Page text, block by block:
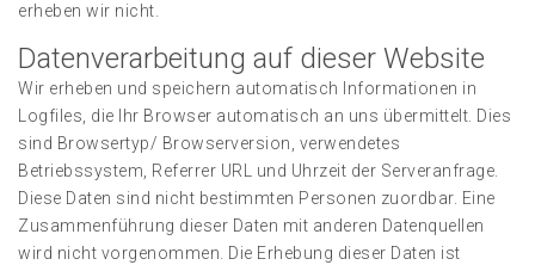
erheben wir nicht.
Datenverarbeitung auf dieser Website
Wir erheben und speichern automatisch Informationen in
Logfiles, die Ihr Browser automatisch an uns übermittelt. Dies
sind Browsertyp/ Browserversion, verwendetes
Betriebssystem, Referrer URL und Uhrzeit der Serveranfrage.
Diese Daten sind nicht bestimmten Personen zuordbar. Eine
Zusammenführung dieser Daten mit anderen Datenquellen
wird nicht vorgenommen. Die Erhebung dieser Daten ist